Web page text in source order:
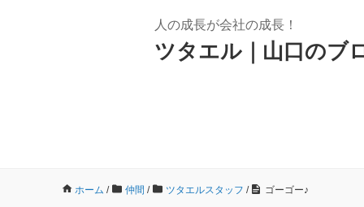
人の成長が会社の成長！
ツタエル｜山口のブ
ホーム / 仲間 / ツタエルスタッフ / ゴーゴー♪